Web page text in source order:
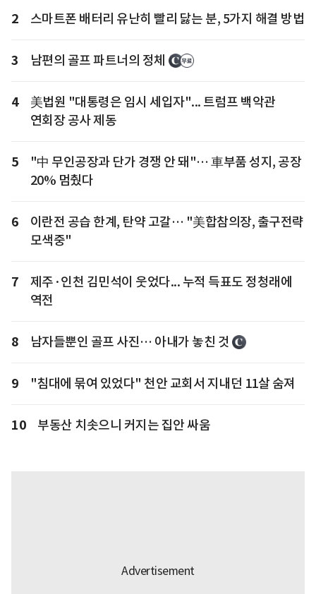
2 스마트폰 배터리 유난히 빨리 닳는 분, 5가지 해결 방법
3 남편의 골프 파트너의 정체
4
美법원 "대통령은 임시 세입자"... 트럼프 백악관
연회장 공사 제동
5
"中 무인공장과 단가 경쟁 안 돼"… 車부품 성지, 공장
20% 멈췄다
6
이란전 공습 한계, 탄약 고갈… "美합참의장, 출구전략
모색중"
7
제주·인천 김민석이 웃었다... 누적 득표도 정청래에
역전
8 남자들뿐인 골프 사진… 아내가 놓친 것
9 "침대에 묶여 있었다" 천안 교회서 지내던 11살 숨져
10 부동산 치솟으니 커지는 집안 싸움